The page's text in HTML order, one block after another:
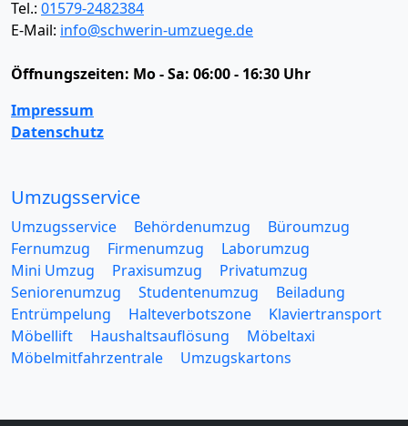
Tel.: 01579-2482384
E-Mail: info@schwerin-umzuege.de
Öffnungszeiten: Mo - Sa: 06:00 - 16:30 Uhr
Impressum
Datenschutz
Umzugsservice
Umzugsservice Behördenumzug
Büroumzug
Fernumzug
Firmenumzug
Laborumzug
Mini Umzug
Praxisumzug
Privatumzug
Seniorenumzug
Studentenumzug
Beiladung
Entrümpelung
Halteverbotszone
Klaviertransport
Möbellift
Haushaltsauflösung
Möbeltaxi
Möbelmitfahrzentrale
Umzugskartons